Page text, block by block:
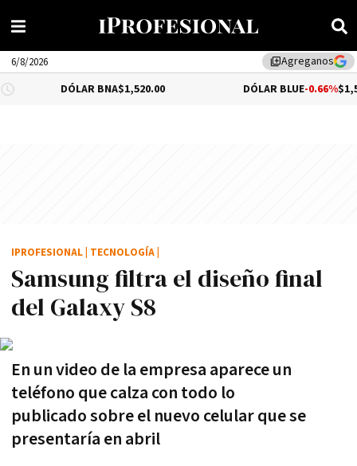
library_addAgreganos
6/8/2026
DÓLAR BNA$1,520.00 DÓLAR BLUE-0.66%$1,530.00
Samsung filtra el diseño final
del Galaxy S8
En un video de la empresa aparece un
teléfono que calza con todo lo
publicado sobre el nuevo celular que se
presentaría en abril
IPROFESIONAL TECNOLOGÍA